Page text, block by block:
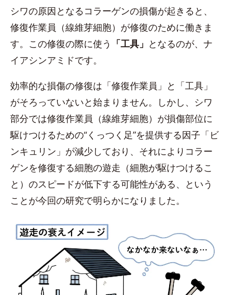
シワの原因となるコラーゲンの損傷が起きると、
修復作業員（線維芽細胞）が修復のために働きま
す。この修復の際に使う 「工具」 となるのが、ナ
イアシンアミドです。
効率的な損傷の修復は「修復作業員」と「工具」
がそろっていないと始まりません。しかし、シワ
部分では修復作業員（線維芽細胞）が損傷部位に
駆けつけるための“くっつく足”を提供する因子「ビ
ンキュリン」が減少しており、それによりコラー
ゲンを修復する細胞の遊走（細胞が駆けつけるこ
と）のスピードが低下する可能性がある、という
ことが今回の研究で明らかになりました。